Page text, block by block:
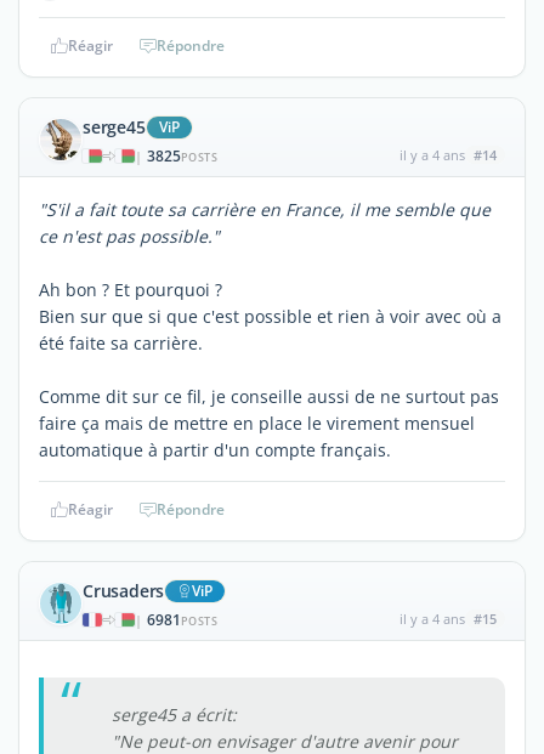
Réagir Répondre
serge45 ViP
| 3825POSTS il y a 4 ans #14
"S'il a fait toute sa carrière en France, il me semble que
ce n'est pas possible."
Ah bon ? Et pourquoi ?
Bien sur que si que c'est possible et rien à voir avec où a
été faite sa carrière.
Comme dit sur ce fil, je conseille aussi de ne surtout pas
faire ça mais de mettre en place le virement mensuel
automatique à partir d'un compte français.
Réagir Répondre
Crusaders ViP
| 6981 POSTS il y a 4 ans #15
serge45 a écrit:
"Ne peut-on envisager d'autre avenir pour